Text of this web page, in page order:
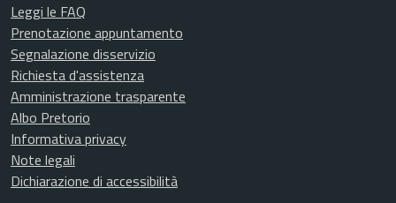
Leggi le FAQ
Prenotazione appuntamento
Segnalazione disservizio
Richiesta d'assistenza
Amministrazione trasparente
Albo Pretorio
Informativa privacy
Note legali
Dichiarazione di accessibilità